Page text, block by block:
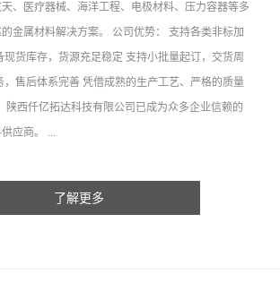
、医疗器械、海洋工程、电极材料、压力容器等多
金属材料解决方案。 公司优势： 支持各类非标加
货库存，货源充足稳定 支持小批量起订，交货周
，售后体系完善 凭借成熟的生产工艺、严格的质量
陕西仟亿拓达科技有限公司已成为众多企业信赖的
应商。 ...
了解更多